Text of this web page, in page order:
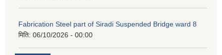
Fabrication Steel part of Siradi Suspended Bridge ward 8
मिति: 06/10/2026 - 00:00